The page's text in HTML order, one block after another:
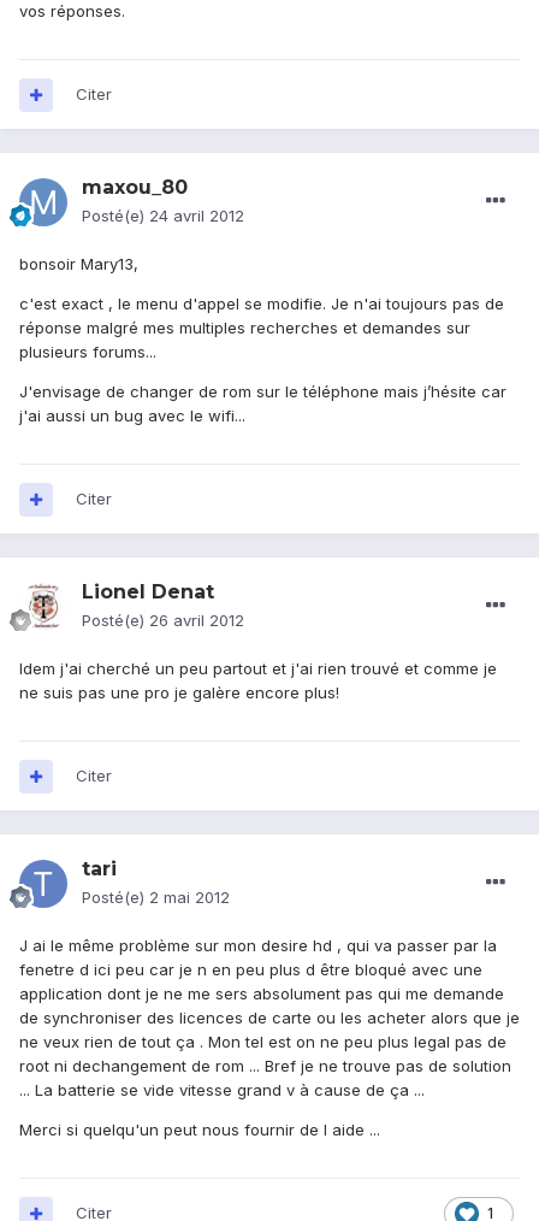
vos réponses.
Citer
maxou_80
Posté(e) 24 avril 2012
bonsoir Mary13,
c'est exact , le menu d'appel se modifie. Je n'ai toujours pas de
réponse malgré mes multiples recherches et demandes sur
plusieurs forums...
J'envisage de changer de rom sur le téléphone mais j’hésite car
j'ai aussi un bug avec le wifi...
Citer
Lionel Denat
Posté(e) 26 avril 2012
Idem j'ai cherché un peu partout et j'ai rien trouvé et comme je
ne suis pas une pro je galère encore plus!
Citer
tari
Posté(e) 2 mai 2012
J ai le même problème sur mon desire hd , qui va passer par la
fenetre d ici peu car je n en peu plus d être bloqué avec une
application dont je ne me sers absolument pas qui me demande
de synchroniser des licences de carte ou les acheter alors que je
ne veux rien de tout ça . Mon tel est on ne peu plus legal pas de
root ni dechangement de rom ... Bref je ne trouve pas de solution
... La batterie se vide vitesse grand v à cause de ça ...
Merci si quelqu'un peut nous fournir de l aide ...
1
Citer